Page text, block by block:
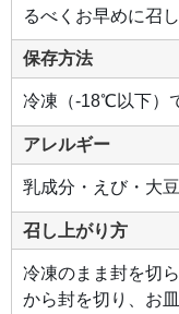
るべくお早めに召
保存方法
冷凍（-18℃以下）
アレルギー
乳成分・えび・大豆
召し上がり方
冷凍のまま封を切
から封を切り、お